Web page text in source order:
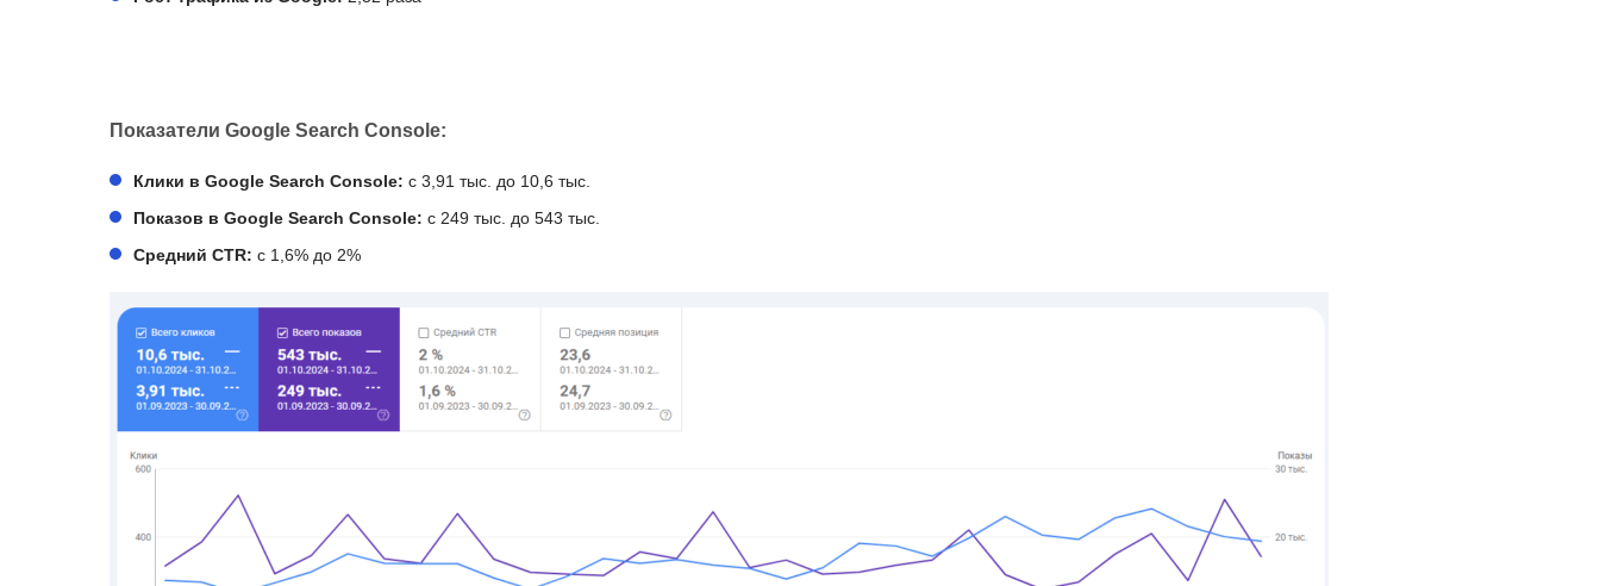
Показатели Google Search Console:
Клики в Google Search Console: с 3,91 тыс. до 10,6 тыс.
Показов в Google Search Console: с 249 тыс. до 543 тыс.
Средний CTR: с 1,6% до 2%